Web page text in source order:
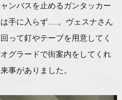
ンバスを止めるガンタッカー
手に入らず……。ヴェスナさん
って釘やテープを用意してく
グラードで街案内をしてくれ
事がありました。